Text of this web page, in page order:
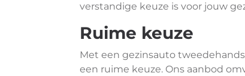
verstandige keuze is voor jouw
Ruime keuze
Met een gezinsauto
een ruime keuze. Ons aanbod